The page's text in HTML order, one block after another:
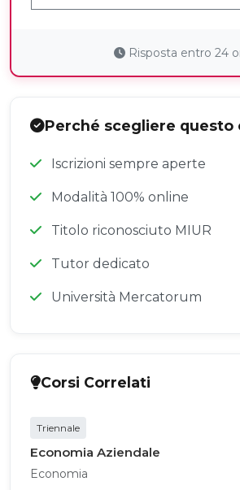
Risposta entro 24
Perché scegliere questo
Iscrizioni sempre aperte
Modalità 100% online
Titolo riconosciuto MIUR
Tutor dedicato
Università Mercatorum
Corsi Correlati
Triennale
Economia Aziendale
Economia